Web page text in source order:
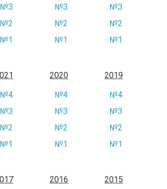
№3
№2
№1
№3
№2
№1
№3
№2
№1
№4
№3
№2
№1
2020
№4
№3
№2
№1
2019
№4
№3
№2
№1
2016
2015